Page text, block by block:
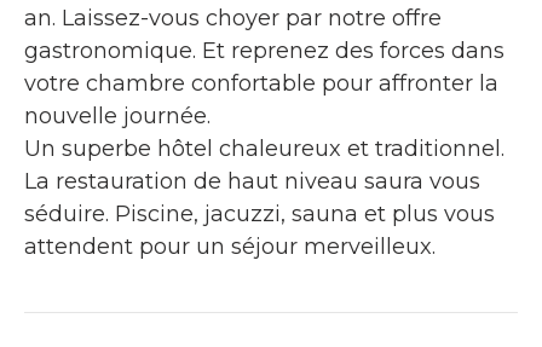
an. Laissez-vous choyer par notre offre
gastronomique. Et reprenez des forces dans
votre chambre confortable pour affronter la
nouvelle journée.
Un superbe hôtel chaleureux et traditionnel.
La restauration de haut niveau saura vous
séduire. Piscine, jacuzzi, sauna et plus vous
attendent pour un séjour merveilleux.